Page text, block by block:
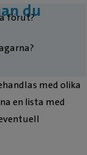
du
förut?
med olika
en lista med